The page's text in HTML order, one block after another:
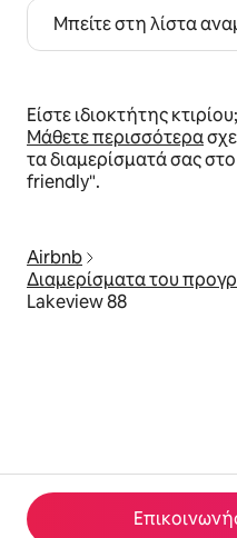
Μπείτε στη λίστα
Είστε ιδιοκτήτης κτιρίου;
Μάθετε περισσότερα
τα διαμερίσματά σας
friendly".
Airbnb
Διαμερίσματα του
Lakeview 88